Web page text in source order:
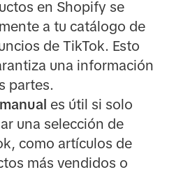
en Shopify se
a tu catálogo de
de TikTok. Esto
una información
partes.
es útil si solo
una selección de
como artículos de
más vendidos o